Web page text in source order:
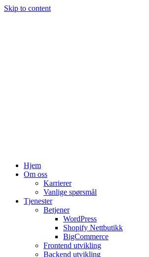
Skip to content
Hjem
Om oss
Karrierer
Vanlige spørsmål
Tjenester
Betjener
WordPress
Shopify Nettbutikk
BigCommerce
Frontend utvikling
Backend utvikling